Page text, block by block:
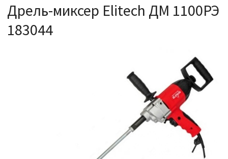
Дрель-миксер Elitech ДМ 1100РЭ
183044